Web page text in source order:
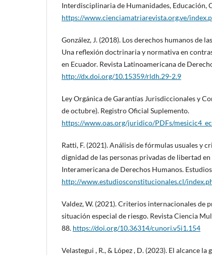
Interdisciplinaria de Humanidades, Educación,
https://www.cienciamatriarevista.org.ve/
González, J. (2018). Los derechos humanos de
Una reflexión doctrinaria y normativa en
en Ecuador. Revista Latinoamericana de
http://dx.doi.org/10.15359/rldh.29-2.9
Ley Orgánica de Garantías Jurisdiccionales y
de octubre). Registro Oficial Suplemento.
https://www.oas.org/juridico/PDFs/
Ratti, F. (2021). Análisis de fórmulas usuales y
dignidad de las personas privadas de libertad
Interamericana de Derechos Humanos.
http://www.estudiosconstitucionales.cl/
Valdez, W. (2021). Criterios internacionales de
situación especial de riesgo. Revista Ciencia
88. https://doi.org/10.36314/cunori.v5i1.154
Velastegui , R., & López , D. (2023). El alcance la